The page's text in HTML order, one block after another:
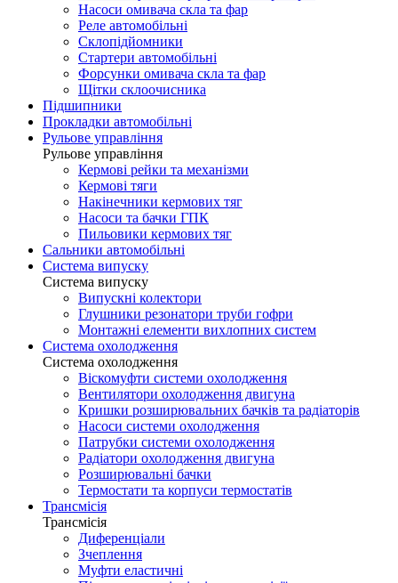
Насоси омивача скла та фар
Реле автомобільні
Склопідйомники
Стартери автомобільні
Форсунки омивача скла та фар
Щітки склоочисника
Підшипники
Прокладки автомобільні
Рульове управління
Рульове управління
Кермові рейки та механізми
Кермові тяги
Накінечники кермових тяг
Насоси та бачки ГПК
Пильовики кермових тяг
Сальники автомобільні
Система випуску
Система випуску
Випускні колектори
Глушники резонатори труби гофри
Монтажні елементи вихлопних систем
Система охолодження
Система охолодження
Віскомуфти системи охолодження
Вентилятори охолодження двигуна
Кришки розширювальних бачків та радіаторів
Насоси системи охолодження
Патрубки системи охолодження
Радіатори охолодження двигуна
Розширювальні бачки
Термостати та корпуси термостатів
Трансмісія
Трансмісія
Диференціали
Зчеплення
Муфти еластичні